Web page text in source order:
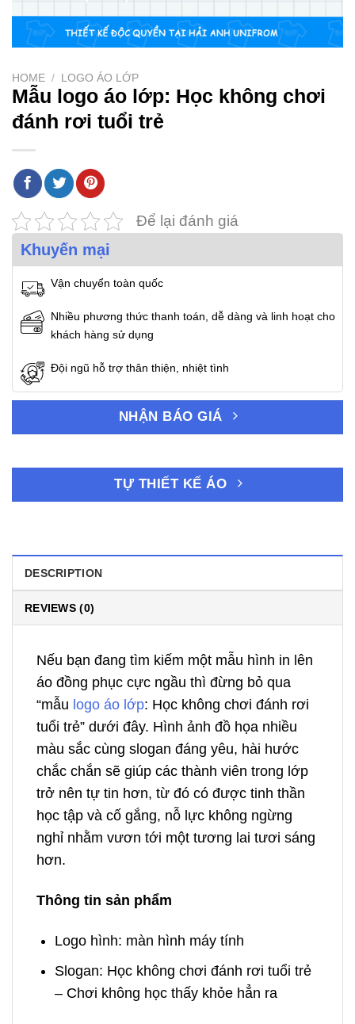
HOME / LOGO ÁO LỚP
Mẫu logo áo lớp: Học không chơi
đánh rơi tuổi trẻ
Để lại đánh giá
Khuyến mại
Vận chuyển toàn quốc
Nhiều phương thức thanh toán, dễ dàng và linh hoạt cho
khách hàng sử dụng
Đội ngũ hỗ trợ thân thiện, nhiệt tình
NHẬN BÁO GIÁ
TỰ THIẾT KẾ ÁO
DESCRIPTION
REVIEWS (0)
Nếu bạn đang tìm kiếm một mẫu hình in lên
áo đồng phục cực ngầu thì đừng bỏ qua
“mẫu logo áo lớp: Học không chơi đánh rơi
tuổi trẻ” dưới đây. Hình ảnh đồ họa nhiều
màu sắc cùng slogan đáng yêu, hài hước
chắc chắn sẽ giúp các thành viên trong lớp
trở nên tự tin hơn, từ đó có được tinh thần
học tập và cố gắng, nỗ lực không ngừng
nghỉ nhằm vươn tới một tương lai tươi sáng
hơn.
Thông tin sản phẩm
Logo hình: màn hình máy tính
Slogan: Học không chơi đánh rơi tuổi trẻ
– Chơi không học thấy khỏe hẳn ra